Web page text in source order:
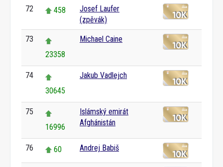
72 458
Josef Laufer
(zpěvák)
73
23358
Michael Caine
74
30645
Jakub Vadlejch
75
16996
Islámský emirát
Afghánistán
76 60 Andrej Babiš